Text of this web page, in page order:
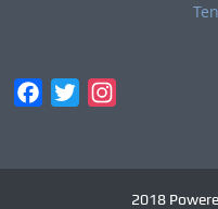
Facebook
Twitter
2018